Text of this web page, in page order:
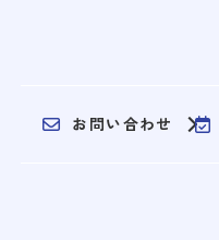
お問い合わせ